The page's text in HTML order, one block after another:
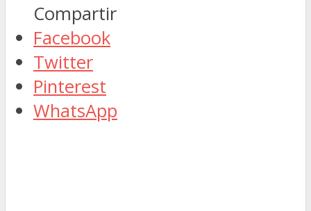
Compartir
Facebook
Twitter
Pinterest
WhatsApp